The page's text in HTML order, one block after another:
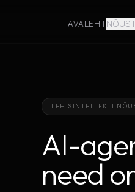
AVALEHT
TEHISINTELLEKTI
AI-
need